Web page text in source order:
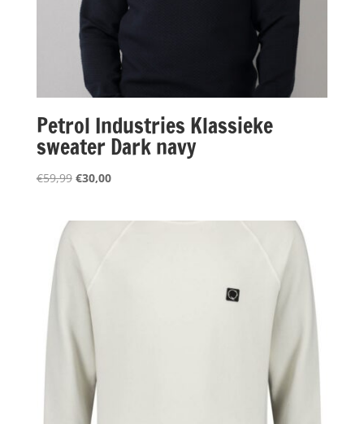
Petrol Industries Klassieke
sweater Dark navy
€59,99 Oorspronkelijke
€30,00Huidige